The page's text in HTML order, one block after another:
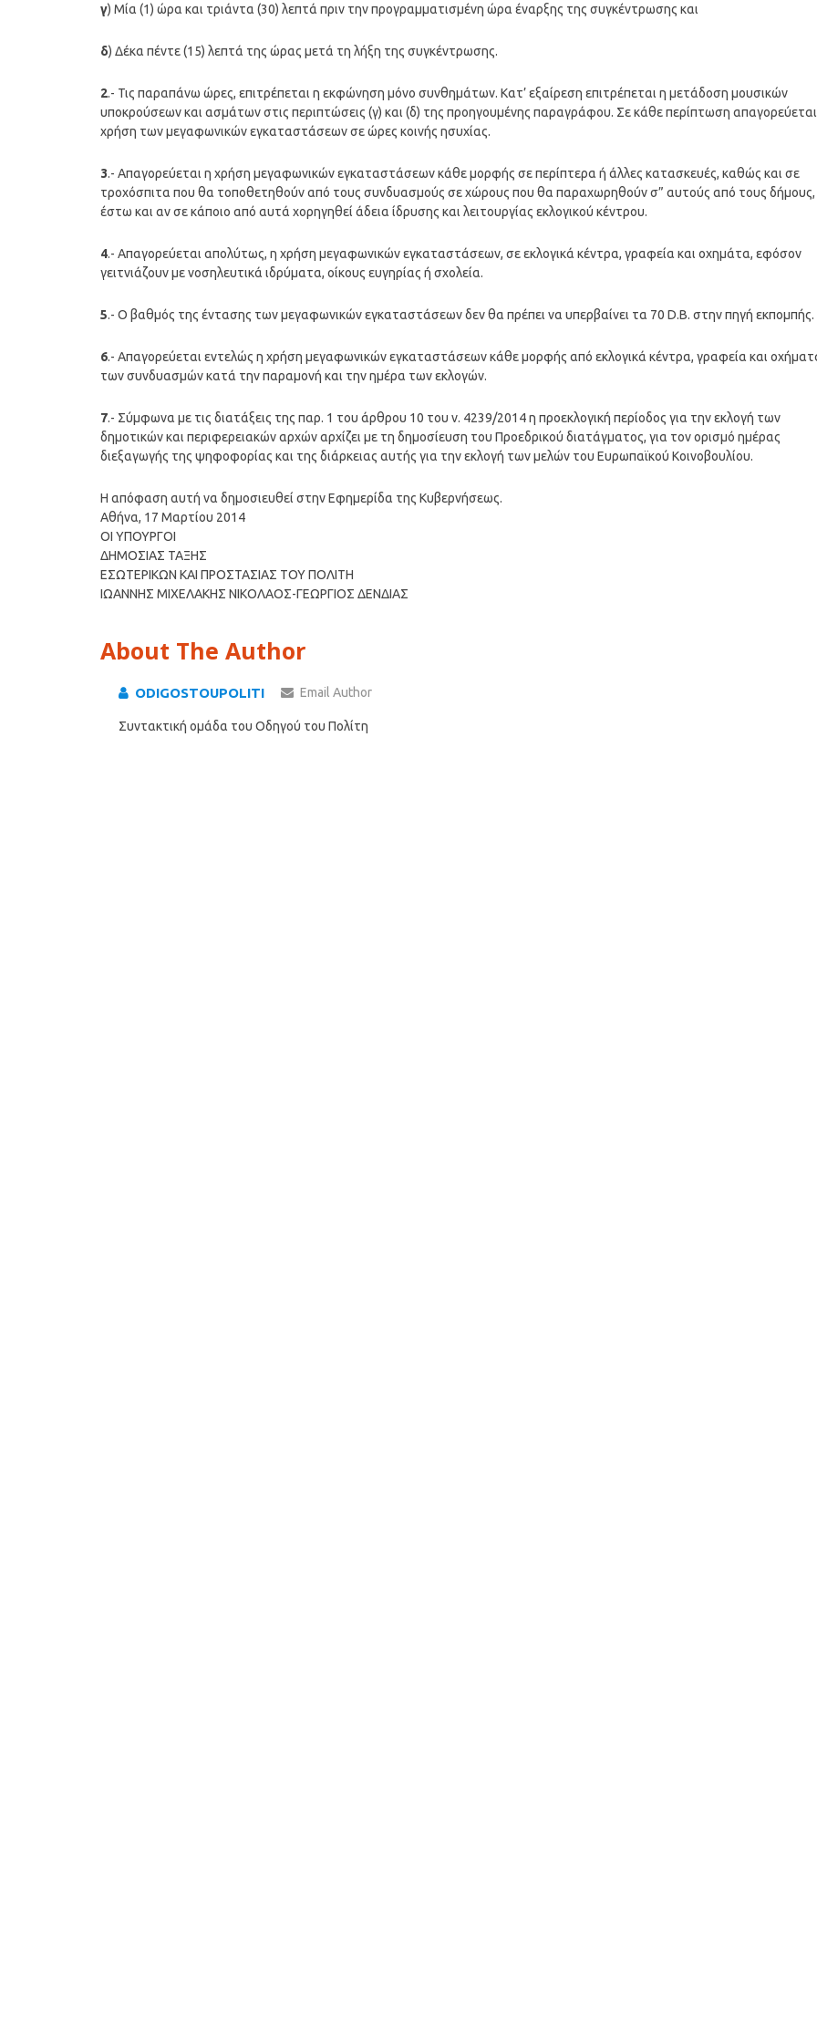
γ) Μία (1) ώρα και τριάντα (30) λεπτά πριν την προγραμματισμένη ώρα έναρξης της συγκέντρωσης και
δ) Δέκα πέντε (15) λεπτά της ώρας μετά τη λήξη της συγκέντρωσης.
2.- Τις παραπάνω ώρες, επιτρέπεται η εκφώνηση μόνο συνθημάτων. Κατ’ εξαίρεση επιτρέπεται η μετάδοση μουσικών
υποκρούσεων και ασμάτων στις περιπτώσεις (γ) και (δ) της προηγουμένης παραγράφου. Σε κάθε περίπτωση
χρήση των μεγαφωνικών εγκαταστάσεων σε ώρες κοινής ησυχίας.
3.- Απαγορεύεται η χρήση μεγαφωνικών εγκαταστάσεων κάθε μορφής σε περίπτερα ή άλλες κατασκευές, καθώς και σε
τροχόσπιτα που θα τοποθετηθούν από τους συνδυασμούς σε χώρους που θα παραχωρηθούν σ” αυτούς από τους δήμους,
έστω και αν σε κάποιο από αυτά χορηγηθεί άδεια ίδρυσης και λειτουργίας εκλογικού κέντρου.
4.- Απαγορεύεται απολύτως, η χρήση μεγαφωνικών εγκαταστάσεων, σε εκλογικά κέντρα, γραφεία και οχημάτα, εφόσον
γειτνιάζουν με νοσηλευτικά ιδρύματα, οίκους ευγηρίας ή σχολεία.
5.- Ο βαθμός της έντασης των μεγαφωνικών εγκαταστάσεων δεν θα πρέπει να υπερβαίνει τα 70 D.B. στην πηγή εκπομπής.
6.- Απαγορεύεται εντελώς η χρήση μεγαφωνικών εγκαταστάσεων κάθε μορφής από εκλογικά κέντρα, γραφεία και
των συνδυασμών κατά την παραμονή και την ημέρα των εκλογών.
7.- Σύμφωνα με τις διατάξεις της παρ. 1 του άρθρου 10 του ν. 4239/2014 η προεκλογική περίοδος για την εκλογή των
δημοτικών και περιφερειακών αρχών αρχίζει με τη δημοσίευση του Προεδρικού διατάγματος, για τον ορισμό ημέρας
διεξαγωγής της ψηφοφορίας και της διάρκειας αυτής για την εκλογή των μελών του Ευρωπαϊκού Κοινοβουλίου.
Η απόφαση αυτή να δημοσιευθεί στην Εφημερίδα της Κυβερνήσεως.
Αθήνα, 17 Μαρτίου 2014
ΟΙ ΥΠΟΥΡΓΟΙ
ΔΗΜΟΣΙΑΣ ΤΑΞΗΣ
ΕΣΩΤΕΡΙΚΩΝ ΚΑΙ ΠΡΟΣΤΑΣΙΑΣ ΤΟΥ ΠΟΛΙΤΗ
ΙΩΑΝΝΗΣ ΜΙΧΕΛΑΚΗΣ ΝΙΚΟΛΑΟΣ-ΓΕΩΡΓΙΟΣ ΔΕΝΔΙΑΣ
About The Author
ODIGOSTOUPOLITI Email Author
Συντακτική ομάδα του Οδηγού του Πολίτη